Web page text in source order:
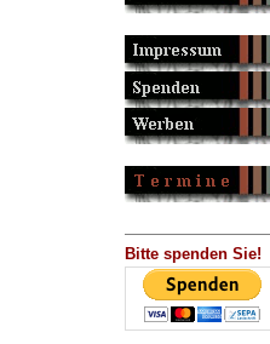
Bitte spenden Sie!